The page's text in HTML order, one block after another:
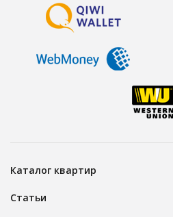
Каталог квартир
Статьи